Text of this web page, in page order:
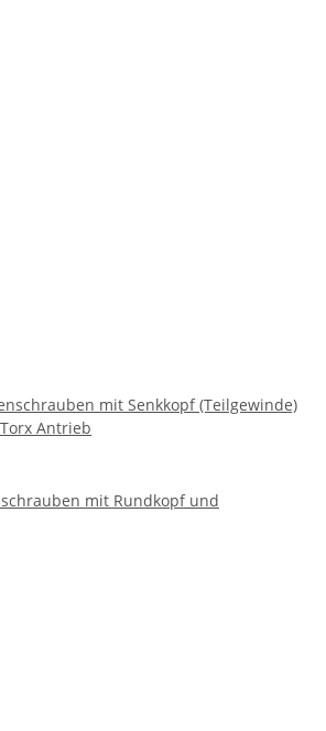
mit Senkkopf (Teilgewinde)
Antrieb